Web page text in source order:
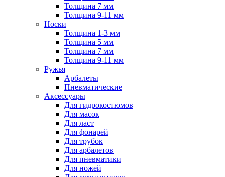
Толщина 7 мм
Толщина 9-11 мм
Носки
Толщина 1-3 мм
Толщина 5 мм
Толщина 7 мм
Толщина 9-11 мм
Ружья
Арбалеты
Пневматические
Аксессуары
Для гидрокостюмов
Для масок
Для ласт
Для фонарей
Для трубок
Для арбалетов
Для пневматики
Для ножей